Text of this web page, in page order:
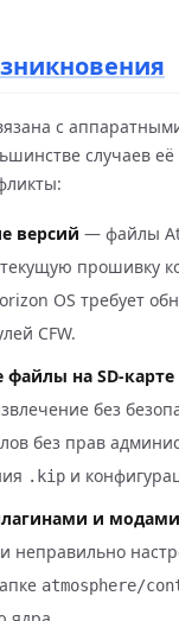
с
случаев
версий — файлы
прошивку
OS требует
CFW.
на SD-карте
без
без прав
.kip и
и модами
неправильно
atmosphere/